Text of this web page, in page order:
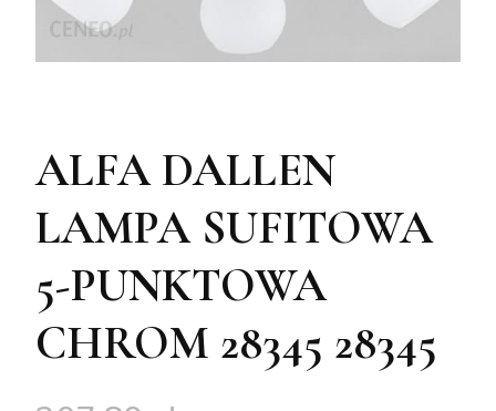
ALFA DALLEN
LAMPA SUFITOWA
5-PUNKTOWA
CHROM 28345 28345